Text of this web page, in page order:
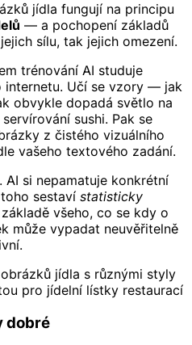
jídla fungují na principu
— a pochopení základů
sílu, tak jejich omezení.
trénování AI studuje
internetu. Učí se vzory — jak
obvykle dopadá světlo na
sushi. Pak se
z čistého vizuálního
vašeho textového zadání.
si nepamatuje konkrétní
sestaví statisticky
všeho, co se kdy o
může vypadat neuvěřitelně
jídla s různými styly
pro jídelní lístky restaurací
dobré